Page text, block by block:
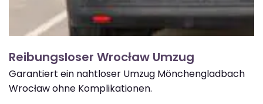
Reibungsloser Wrocław Umzug
Garantiert ein nahtloser Umzug Mönchengladbach
Wrocław ohne Komplikationen.